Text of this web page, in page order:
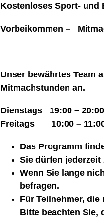
Kostenloses Sport- und
Vorbeikommen –
Unser bewährtes Team
Mitmachstunden an.
Dienstags 19:00 –
Freitags 10:00 –
Das Programm
Sie dürfen
Wenn Sie lange
befragen.
Für Teilnehmer,
Bitte beachten Sie,